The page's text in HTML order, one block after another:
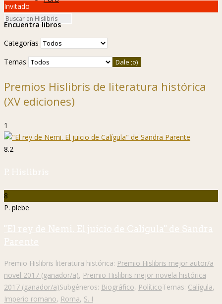
Invitado
Encuentra libros
Categorías
Temas
Premios Hislibris de literatura histórica
(XV ediciones)
1
8.2
P. Hislibris
8
P. plebe
"El rey de Nemi. El juicio de Calígula" de Sandra
Parente
Premio Hislibris literatura histórica: Premio Hislibris mejor autor/a
novel 2017 (ganador/a), Premio Hislibris mejor novela histórica
2017 (ganador/a)Subgéneros: Biográfico, PolíticoTemas: Calígula,
Imperio romano, Roma, S. I